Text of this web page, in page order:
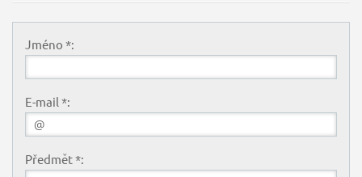
Jméno *:
E-mail *:
Předmět *: